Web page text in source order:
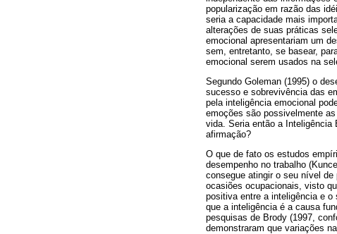
popularização em razão das
seria a capacidade mais
alterações de suas práticas
emocional apresentariam um
sem, entretanto, se basear,
emocional serem usados na
Segundo Goleman (1995) o
sucesso e sobrevivência das
pela inteligência emocional
emoções são possivelmente
vida. Seria então a Inteligência
afirmação?
O que de fato os estudos
desempenho no trabalho
consegue atingir o seu nível
ocasiões ocupacionais, visto
positiva entre a inteligência e
que a inteligência é a causa
pesquisas de Brody (1997,
demonstraram que variações